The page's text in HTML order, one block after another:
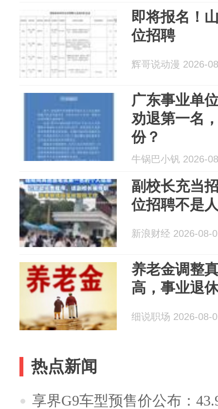
即将报名！
位招聘
辉哥说动漫 2026-
广东事业单
劝退第一名
份？
牛锅巴小钒 2026-
副校长充当
位招聘不是
新浪财经 2026-08-
养老金调整
高，事业退
细说职场 2026-08-
热点新闻
享界G9车型预售价公布：